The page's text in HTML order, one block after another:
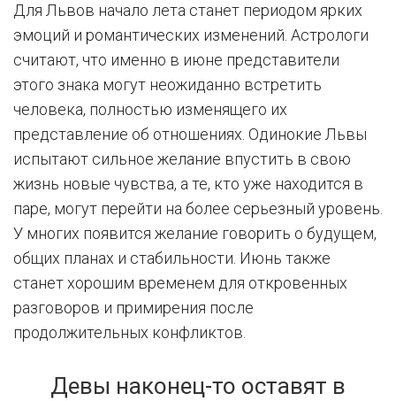
Для Львов начало лета станет периодом ярких
эмоций и романтических изменений. Астрологи
считают, что именно в июне представители
этого знака могут неожиданно встретить
человека, полностью изменящего их
представление об отношениях. Одинокие Львы
испытают сильное желание впустить в свою
жизнь новые чувства, а те, кто уже находится в
паре, могут перейти на более серьезный уровень.
У многих появится желание говорить о будущем,
общих планах и стабильности. Июнь также
станет хорошим временем для откровенных
разговоров и примирения после
продолжительных конфликтов.
Девы наконец-то оставят в